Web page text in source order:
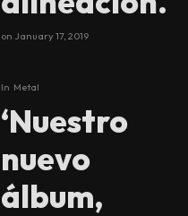
on January 17, 2019
In Metal
‘Nuestro
nuevo
álbum,